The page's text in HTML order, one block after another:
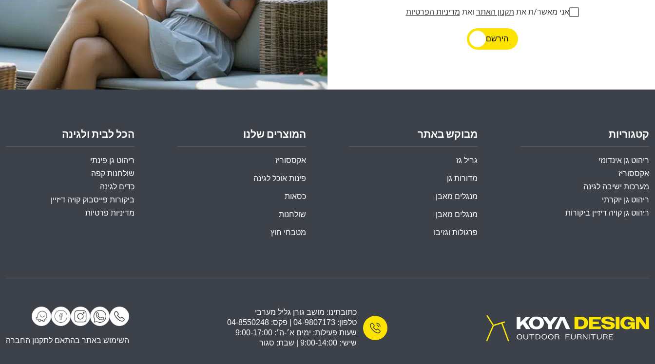
אני מאשר/ת את תקנון האתר ואת מדיניות הפרטיות
הירשם
הכל לבית ולגינה
ריהוט גן פינתי
שולחנות קפה
כדים לגינה
ביקורות פייסבוק קויה דיזיין
מדיניות פרטיות
המוצרים שלנו
אקססוריז
פינות אוכל לגינה
כסאות
שולחנות
מטבחי חוץ
מבוקש באתר
גריל גז
מדורות גן
מנגלים מאבן
מנגלים מאבן
פרגולות וגזיבו
קטגוריות
ריהוט גן אינדונזי
אקססוריז
מערכות ישיבה לגינה
ריהוט גן יוקרתי
ריהוט גן קויה דיזיין ביקורות
כתובתינו: מושב גורן גליל מערבי
טלפון: 04-9807173 | פקס: 04-8550248
שעות פעילות: ימים א׳-ה׳: 9:00-17:00
שישי: 9:00-14:00 | שבת: סגור
השימוש באתר בהתאם לתקנון החברה